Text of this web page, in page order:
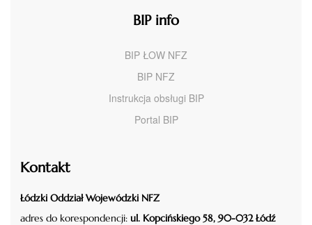
BIP info
BIP ŁOW NFZ
BIP NFZ
Instrukcja obsługi BIP
Portal BIP
Kontakt
Łódzki Oddział Wojewódzki NFZ
adres do korespondencji: ul. Kopcińskiego 58, 90-032 Łódź